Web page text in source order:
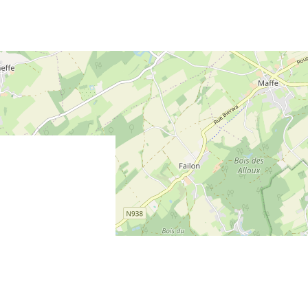
mooie ligging van villa altijd weer een genot
Diana Megens van 19 - 22 september 2025
het was een geweldig weekend , we hebben
faseliteiten in en om de woning , een prachtig
A. van den Elshout de Meijer van 29 -